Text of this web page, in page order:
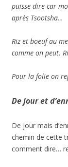
puisse dire car
après Tsootsha…
Riz et boeuf au
comme on peut.
Pour la folie on
De jour et
De jour mais
chemin de cette
comment dire…